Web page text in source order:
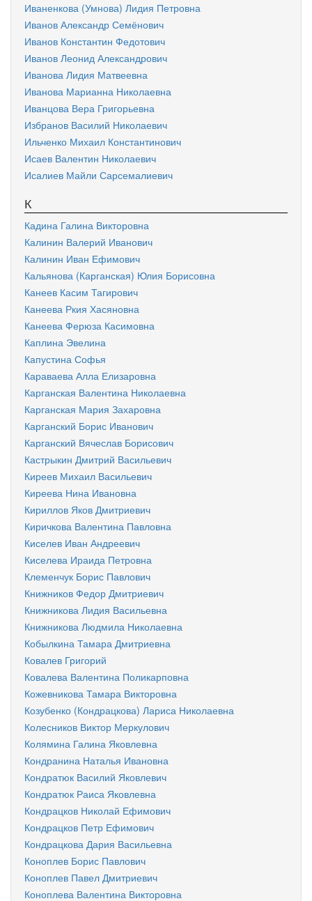
Иваненкова (Умнова) Лидия Петровна
Иванов Александр Семёнович
Иванов Константин Федотович
Иванов Леонид Александрович
Иванова Лидия Матвеевна
Иванова Марианна Николаевна
Иванцова Вера Григорьевна
Избранов Василий Николаевич
Ильченко Михаил Константинович
Исаев Валентин Николаевич
Исалиев Майли Сарсемалиевич
К
Кадина Галина Викторовна
Калинин Валерий Иванович
Калинин Иван Ефимович
Кальянова (Карганская) Юлия Борисовна
Канеев Касим Тагирович
Канеева Ркия Хасяновна
Канеева Ферюза Касимовна
Каплина Эвелина
Капустина Софья
Караваева Алла Елизаровна
Карганская Валентина Николаевна
Карганская Мария Захаровна
Карганский Борис Иванович
Карганский Вячеслав Борисович
Кастрыкин Дмитрий Васильевич
Киреев Михаил Васильевич
Киреева Нина Ивановна
Кириллов Яков Дмитриевич
Киричкова Валентина Павловна
Киселев Иван Андреевич
Киселева Ираида Петровна
Клеменчук Борис Павлович
Книжников Федор Дмитриевич
Книжникова Лидия Васильевна
Книжникова Людмила Николаевна
Кобылкина Тамара Дмитриевна
Ковалев Григорий
Ковалева Валентина Поликарповна
Кожевникова Тамара Викторовна
Козубенко (Кондрацкова) Лариса Николаевна
Колесников Виктор Меркулович
Колямина Галина Яковлевна
Кондранина Наталья Ивановна
Кондратюк Василий Яковлевич
Кондратюк Раиса Яковлевна
Кондрацков Николай Ефимович
Кондрацков Петр Ефимович
Кондрацкова Дария Васильевна
Коноплев Борис Павлович
Коноплев Павел Дмитриевич
Коноплева Валентина Викторовна